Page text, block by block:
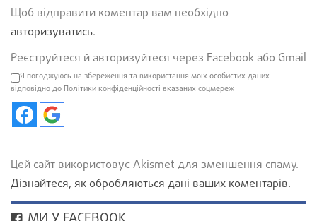
Щоб відправити коментар вам необхідно
авторизуватись.
Реєструйтеся й авторизуйтеся через Facebook або Gmail
Я погоджуюсь на збереження та використання моїх особистих даних
відповідно до Політики конфіденційності вказаних соцмереж
Цей сайт використовує Akismet для зменшення спаму.
Дізнайтеся, як обробляються дані ваших коментарів.